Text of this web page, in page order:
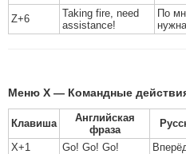
Z+6
Taking fire, need
assistance!
По
Меню X — Командные
Клавиша
Английская
фраза
X+1
Go! Go! Go!